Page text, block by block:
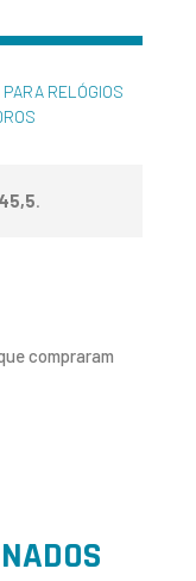
PARA RELÓGIOS
.
compraram